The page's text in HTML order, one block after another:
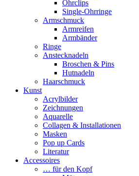
Ohrclips
Single-Ohrringe
Armschmuck
Armreifen
Armbänder
Ringe
Anstecknadeln
Broschen & Pins
Hutnadeln
Haarschmuck
Kunst
Acrylbilder
Zeichnungen
Aquarelle
Collagen & Installationen
Masken
Pop up Cards
Literatur
Accessoires
… für den Kopf